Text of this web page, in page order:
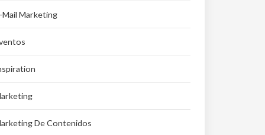
Mail Marketing
De Contenidos